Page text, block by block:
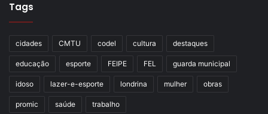
Merenda na Escola Municipal Anita Garibaldi, 1972 (Acervo do
Para mais informações e agendamentos de visitas, o
Tags
cidades CMTU codel cultura destaques
educação esporte FEIPE FEL guarda municipal
idoso lazer-e-esporte londrina mulher obras
promic saúde trabalho